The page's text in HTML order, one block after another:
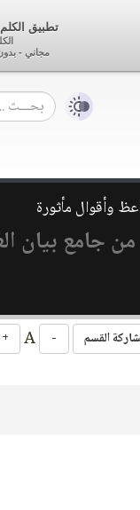
وأقوال مأثورة
جامع بيان
القسم -
+
تطبيق
مجاني -